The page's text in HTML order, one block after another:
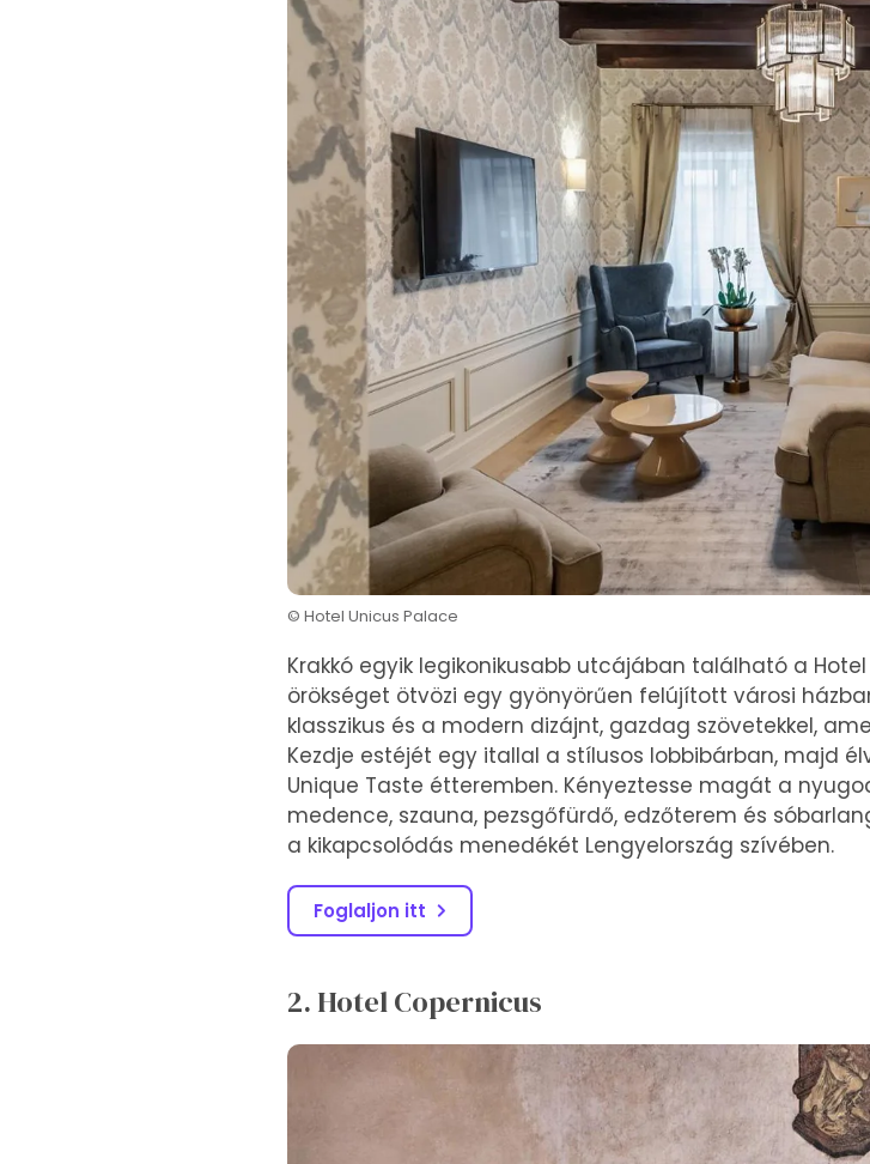
© Hotel Unicus Palace
Krakkó egyik legikonikusabb utcájában található a
örökséget ötvözi egy gyönyörűen felújított városi
klasszikus és a modern dizájnt, gazdag szövetekkel,
Kezdje estéjét egy itallal a stílusos lobbibárban, majd
Unique Taste étteremben. Kényeztesse magát a
medence, szauna, pezsgőfürdő, edzőterem és
a kikapcsolódás menedékét Lengyelország szívében.
Foglaljon itt
2. Hotel Copernicus